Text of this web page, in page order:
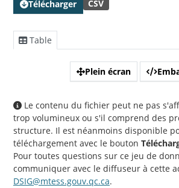
Télécharger CSV
Table
Plein écran
Le contenu du fichier peut ne pas
trop volumineux ou s'il comprend des
structure. Il est néanmoins disponible
téléchargement avec le bouton
Pour toutes questions sur ce jeu de
communiquer avec le diffuseur à cette
DSIG@mtess.gouv.qc.ca.